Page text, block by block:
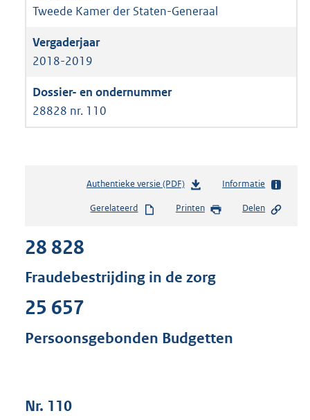
Tweede Kamer der Staten-Generaal
2018-2019
28828 nr. 110
Authentieke versie (PDF)b
s
s
o
Informatie
Gerelateerd Printen Delen
28 828
Fraudebestrijding in de zorg
25 657
Persoonsgebonden Budgetten
Nr. 110